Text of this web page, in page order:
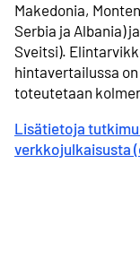
Makedonia,
Serbia ja Albania)
Sveitsi).
hintavertailussa
toteutetaan
Lisätietoja
verkkojulkaisusta